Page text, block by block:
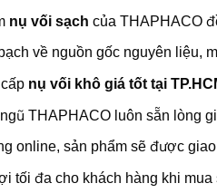
nụ vối sạch của THAPHACO
về nguồn gốc nguyên liệu,
nụ vối khô giá tốt tại
THAPHACO luôn sẵn lòng
online, sản phẩm sẽ được
tối đa cho khách hàng khi mua